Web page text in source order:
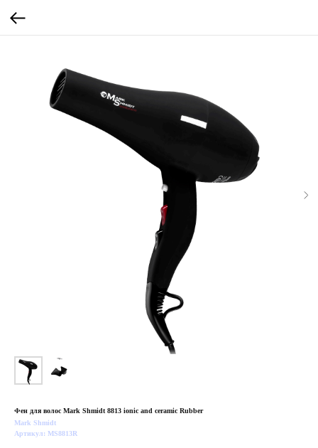
Фен для волос Mark Shmidt 8813 ionic and ceramic Rubber
Mark Shmidt
Артикул: MS8813R